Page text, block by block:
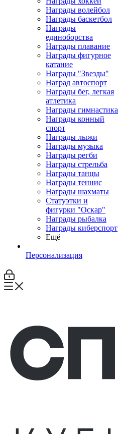
Награды волейбол
Награды баскетбол
Награды
единоборства
Награды плавание
Награды фигурное
катание
Награды "Звезды"
Наград автоспорт
Награды бег, легкая
атлетика
Награды гимнастика
Награды конный
спорт
Награды лыжи
Награды музыка
Награды регби
Награды стрельба
Награды танцы
Награды теннис
Награды шахматы
Статуэтки и
фигурки "Оскар"
Награды рыбалка
Награды киберспорт
Ещё
Персонализация